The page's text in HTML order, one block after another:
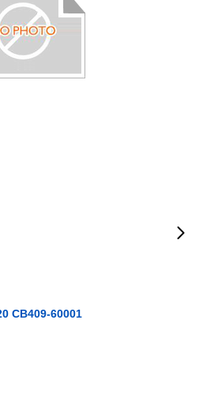
CB409-60001